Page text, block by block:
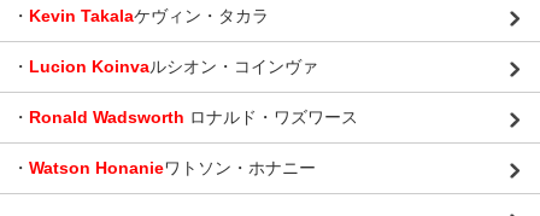
・ Kevin Takalaケヴィン・タカラ
・ Lucion Koinvaルシオン・コインヴァ
・ Ronald Wadsworth ロナルド・ワズワース
・ Watson Honanieワトソン・ホナニー